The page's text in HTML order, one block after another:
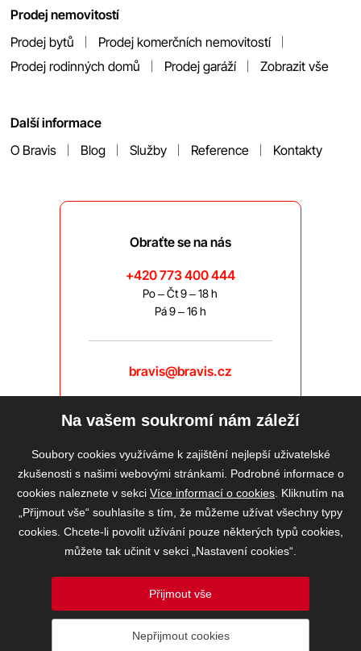
Prodej nemovitostí
Prodej bytů
Prodej komerčních nemovitostí
Prodej rodinných domů
Prodej garáží Zobrazit vše
Další informace
O Bravis
Blog Služby Reference Kontakty
Obraťte se na nás
+420 773 400 444
Po – Čt 9 – 18 h
Pá 9 – 16 h
bravis@bravis.cz
Informace o ochraně osobních údajů
Na vašem soukromí nám záleží
Soubory cookies využíváme k zajištění nejlepší uživatelské
zkušenosti s našimi webovými stránkami. Podrobné informace o
cookies naleznete v sekci Více informací o cookies . Kliknutím na
„Přijmout vše“ souhlasíte s tím, že můžeme užívat všechny typy
cookies. Chcete-li povolit užívání pouze některých typů cookies,
můžete tak učinit v sekci „Nastavení cookies“.
Přijmout vše
Nepřijmout cookies